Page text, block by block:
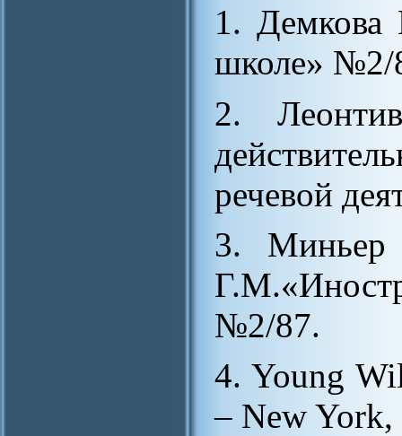
1.
школе» №2/
2.
речевой
3. Миньер
№2/87.
4. Young
– New York,